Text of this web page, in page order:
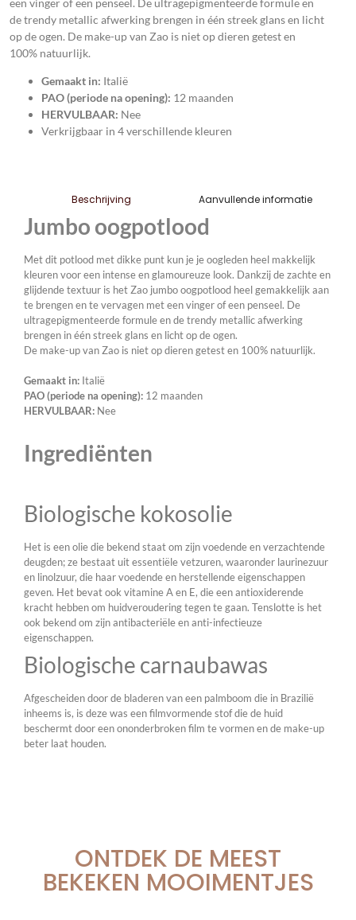
de trendy metallic afwerking brengen in één streek glans en licht
op de ogen. De make-up van Zao is niet op dieren getest en
100% natuurlijk.
Gemaakt in: Italië
PAO (periode na opening): 12 maanden
HERVULBAAR: Nee
Verkrijgbaar in 4 verschillende kleuren
Beschrijving Aanvullende informatie
Jumbo oogpotlood
Met dit potlood met dikke punt kun je je oogleden heel makkelijk
kleuren voor een intense en glamoureuze look. Dankzij de zachte en
glijdende textuur is het Zao jumbo oogpotlood heel gemakkelijk aan
te brengen en te vervagen met een vinger of een penseel. De
ultragepigmenteerde formule en de trendy metallic afwerking
brengen in één streek glans en licht op de ogen.
De make-up van Zao is niet op dieren getest en 100% natuurlijk.
Gemaakt in: Italië
PAO (periode na opening): 12 maanden
HERVULBAAR: Nee
Ingrediënten
Biologische kokosolie
Het is een olie die bekend staat om zijn voedende en verzachtende
deugden; ze bestaat uit essentiële vetzuren, waaronder laurinezuur
en linolzuur, die haar voedende en herstellende eigenschappen
geven. Het bevat ook vitamine A en E, die een antioxiderende
kracht hebben om huidveroudering tegen te gaan. Tenslotte is het
ook bekend om zijn antibacteriële en anti-infectieuze
eigenschappen.
Biologische carnaubawas
Afgescheiden door de bladeren van een palmboom die in Brazilië
inheems is, is deze was een filmvormende stof die de huid
beschermt door een ononderbroken film te vormen en de make-up
beter laat houden.
ONTDEK DE MEEST
BEKEKEN MOOIMENTJES